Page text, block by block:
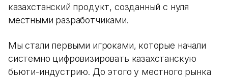
казахстанский продукт, созданный с нуля
местными разработчиками.
Мы стали первыми игроками, которые начали
системно цифровизировать казахстанскую
бьюти-индустрию. До этого у местного рынка